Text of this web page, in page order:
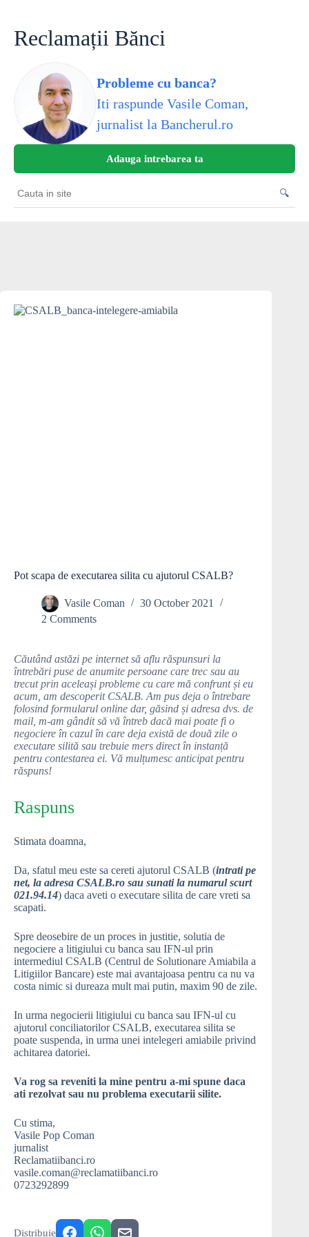
contentReclamații Bănci
Probleme cu banca?
Iti raspunde Vasile Coman,
jurnalist la Bancherul.ro
Adauga intrebarea ta
Cauta
in
🔍
Pot scapa de executarea silita cu ajutorul CSALB?
Vasile Coman
30 October 2021
2 Comments
Căutând astăzi pe internet să aflu răspunsuri la
întrebări puse de anumite persoane care trec sau au
trecut prin aceleași probleme cu care mă confrunt și eu
acum, am descoperit CSALB. Am pus deja o întrebare
folosind formularul online dar, găsind și adresa dvs. de
mail, m-am gândit să vă întreb dacă mai poate fi o
negociere în cazul în care deja există de două zile o
executare silită sau trebuie mers direct în instanță
pentru contestarea ei. Vă mulțumesc anticipat pentru
răspuns!
Raspuns
Stimata doamna,
Da, sfatul meu este sa cereti ajutorul CSALB (intrati pe
net, la adresa CSALB.ro sau sunati la numarul scurt
021.94.14) daca aveti o executare silita de care vreti sa
scapati.
Spre deosebire de un proces in justitie, solutia de
negociere a litigiului cu banca sau IFN-ul prin
intermediul CSALB (Centrul de Solutionare Amiabila a
Litigiilor Bancare) este mai avantajoasa pentru ca nu va
costa nimic si dureaza mult mai putin, maxim 90 de zile.
In urma negocierii litigiului cu banca sau IFN-ul cu
ajutorul conciliatorilor CSALB, executarea silita se
poate suspenda, in urma unei intelegeri amiabile privind
achitarea datoriei.
Va rog sa reveniti la mine pentru a-mi spune daca
ati rezolvat sau nu problema executarii silite.
Cu stima,
Vasile Pop Coman
jurnalist
Reclamatiibanci.ro
vasile.coman@reclamatiibanci.ro
0723292899
Distribuie